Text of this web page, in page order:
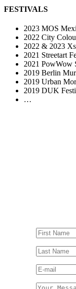
FESTIVALS
2023 MOS
2022 City
2022 & 2023
2021 Streetart
2021 PowWow
2019 Berlin
2019 Urban
2019 DUK
…